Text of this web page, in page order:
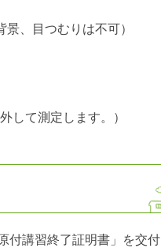
、目つむりは不可）
して測定します。）
講習終了証明書」を交付